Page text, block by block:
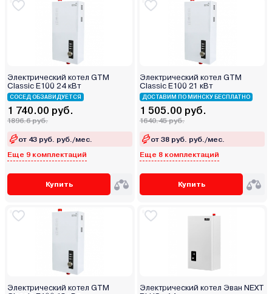
Электрический котел GTM
Classic E100 24 кВт
СОСЕД ОБЗАВИДУЕТСЯ
1 740.00 руб.
1896.6 руб.
от 43 руб. руб./мес.
Еще 9 комплектаций
Купить
Электрический котел GTM
Classic E100 21 кВт
ДОСТАВИМ ПО МИНСКУ БЕСПЛАТНО
1 505.00 руб.
1640.45 руб.
от 38 руб. руб./мес.
Еще 8 комплектаций
Купить
Электрический котел GTM
Электрический котел Эван NEXT